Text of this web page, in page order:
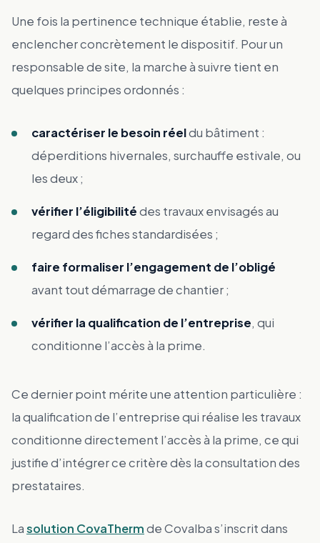
Une fois la pertinence technique établie, reste à
enclencher concrètement le dispositif. Pour un
responsable de site, la marche à suivre tient en
quelques principes ordonnés :
caractériser le besoin réeldu bâtiment :
déperditions hivernales, surchauffe estivale, ou
les deux ;
vérifier l’éligibilitédes travaux envisagés au
regard des fiches standardisées ;
faire formaliser l’engagement de l’obligé
avant tout démarrage de chantier ;
vérifier la qualification de l’entreprise, qui
conditionne l’accès à la prime.
Ce dernier point mérite une attention particulière :
la qualification de l’entreprise qui réalise les travaux
conditionne directement l’accès à la prime, ce qui
justifie d’intégrer ce critère dès la consultation des
prestataires.
Lasolution CovaThermde Covalba s’inscrit dans